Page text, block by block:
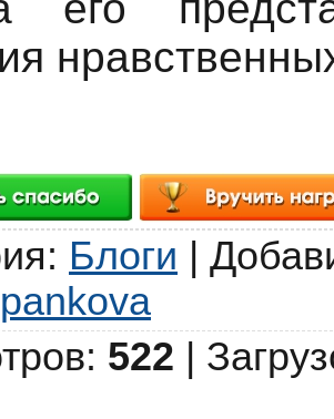
: Блоги |
: 522 |